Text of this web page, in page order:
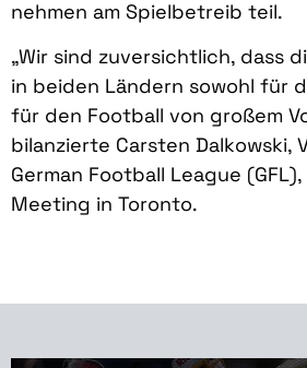
nehmen am Spielbetreib teil.
„Wir sind zuversichtlich, dass
in beiden Ländern sowohl für
für den Football von großem
bilanzierte Carsten Dalkowski,
German Football League
Meeting in Toronto.